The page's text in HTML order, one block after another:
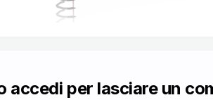
accedi per lasciare un